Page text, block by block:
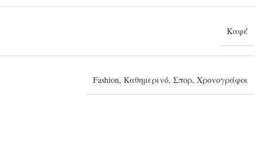
Καφέ
Fashion, Καθημερινό, Σπορ, Χρονογράφοι